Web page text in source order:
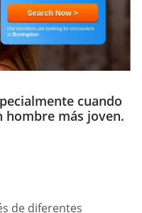
cuando
más joven.
de diferentes